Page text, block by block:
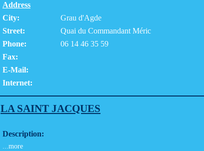
Address
City:
Grau d'Agde
Street:
Quai du Commandant Méric
Phone:
06 14 46 35 59
Fax:
E-Mail:
Internet:
LA SAINT JACQUES
Description:
...more